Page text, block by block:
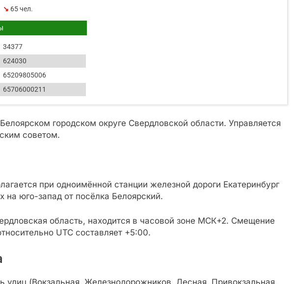
↘ 65 чел.
34377
624030
65209805006
65706000211
городском округе Свердловской области. Управляется
советом.
при одноимённой станции железной дороги Екатеринбург
на юго-запад от посёлка Белоярский.
область, находится в часовой зоне МСК+2. Смещение
UTC составляет +5:00.